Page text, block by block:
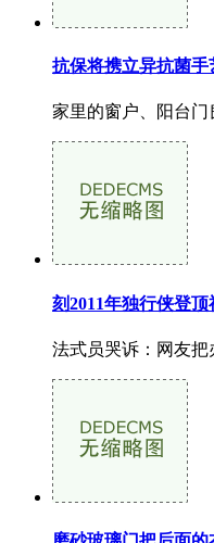
抗保将携立异抗菌手
家里的窗户、阳台门
刻2011年独行侠登
法式员哭诉：网友把